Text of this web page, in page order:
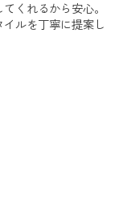
くれるから安心。
ルを丁寧に提案し